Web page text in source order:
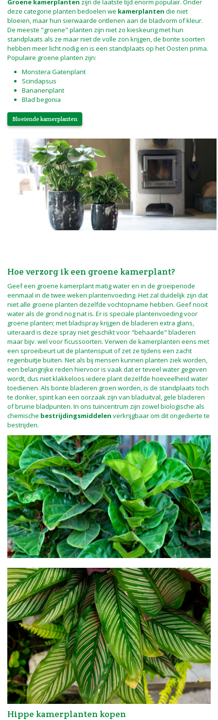
Groene kamerplanten zijn de laatste tijd enorm populair. Onder
deze categorie planten bedoelen we kamerplanten die niet
bloeien, maar hun sierwaarde ontlenen aan de bladvorm of kleur.
De meeste "groene" planten zijn niet zo kieskeurig met hun
standplaats als ze maar niet de volle zon krijgen, de bonte soorten
hebben meer licht nodig en is een standplaats op het Oosten prima.
Populaire groene planten zijn:
Monstera Gatenplant
Scindapsus
Bananenplant
Blad begonia
Bloeiende kamerplanten
Hoe verzorg ik een groene kamerplant?
Geef een groene kamerplant matig water en in de groeiperiode
eenmaal in de twee weken plantenvoeding. Het zal duidelijk zijn dat
niet alle groene planten dezelfde vochtopname hebben. Geef nooit
water als de grond nog nat is. Er is speciale plantenvoeding voor
groene planten; met bladspray krijgen de bladeren extra glans,
uiteraard is deze spray niet geschikt voor "behaarde" bladeren
maar bijv. wel voor ficussoorten. Verwen de kamerplanten eens met
een sproeibeurt uit de plantenspuit of zet ze tijdens een zacht
regenbuitje buiten. Net als bij mensen kunnen planten ziek worden,
een belangrijke reden hiervoor is vaak dat er teveel water gegeven
wordt, dus niet klakkeloos iedere plant dezelfde hoeveelheid water
toedienen. Als bonte bladeren groen worden, is de standplaats toch
te donker, spint kan een oorzaak zijn van bladuitval, gele bladeren
of bruine bladpunten. In ons tuincentrum zijn zowel biologische als
chemische bestrijdingsmiddelen verkrijgbaar om dit ongedierte te
bestrijden.
Hippe kamerplanten kopen